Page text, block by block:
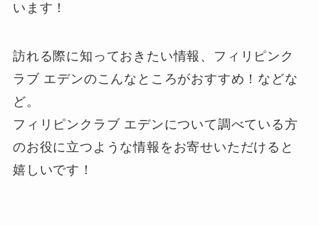
います！
訪れる際に知っておきたい情報、フィリピンク
ラブ エデンのこんなところがおすすめ！などな
ど。
フィリピンクラブ エデンについて調べている方
のお役に立つような情報をお寄せいただけると
嬉しいです！